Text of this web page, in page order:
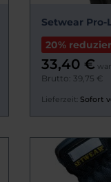
Setwear
20%
33,40 €
Brutto: 39,75 €
Lieferzeit: Sofort